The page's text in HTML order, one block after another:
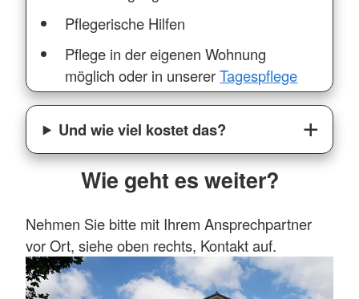
Pflegerische Hilfen
Pflege in der eigenen Wohnung
möglich oder in unsererTagespflege
Und wie viel kostet das?
Wie geht es weiter?
Nehmen Sie bitte mit Ihrem Ansprechpartner
vor Ort, siehe oben rechts, Kontakt auf.